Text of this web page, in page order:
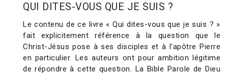
QUI DITES-VOUS QUE JE SUIS ?
Le contenu de ce livre « Qui dites-vous que je suis ? »
fait explicitement référence à la question que le
Christ-Jésus pose à ses disciples et à l'apôtre Pierre
en particulier. Les auteurs ont pour ambition légitime
de répondre à cette question. La Bible Parole de Dieu